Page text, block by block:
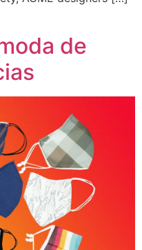
de